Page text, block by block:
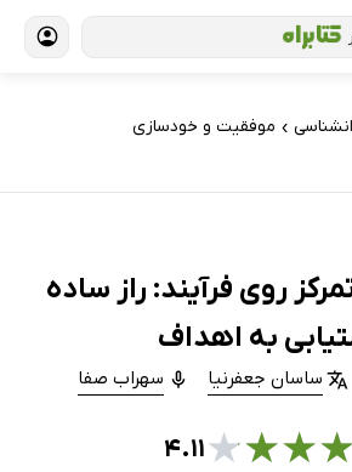
› موفقیت و خودسازی
روی فرآیند: راز ساده
به اهداف
ساسان جعفرنیا سهراب صفا
★
★
★
★۴.۱۱